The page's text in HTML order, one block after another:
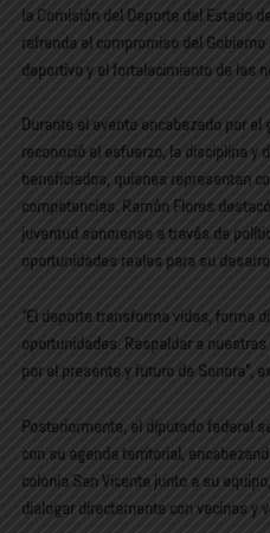
la Comisión del Deporte del Estado
refrenda el compromiso del
deportivo y el fortalecimiento de las
Durante el evento encabezado por
reconoció el esfuerzo, la disciplina y
beneficiados, quienes representan
competencias. Ramón Flores
juventud sonorense a través de
oportunidades reales para su
“El deporte transforma vidas, forma
oportunidades. Respaldar a
por el presente y futuro de Sonora”,
Posteriormente, el diputado federal
con su agenda territorial,
colonia San Vicente junto a su
dialogar directamente con vecinas y